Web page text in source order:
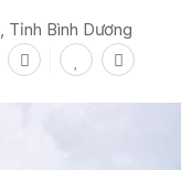
Tỉnh Bình Dương